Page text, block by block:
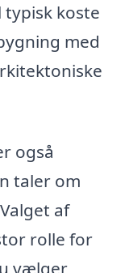
typisk koste
med
også
taler om
af
rolle for
vælger